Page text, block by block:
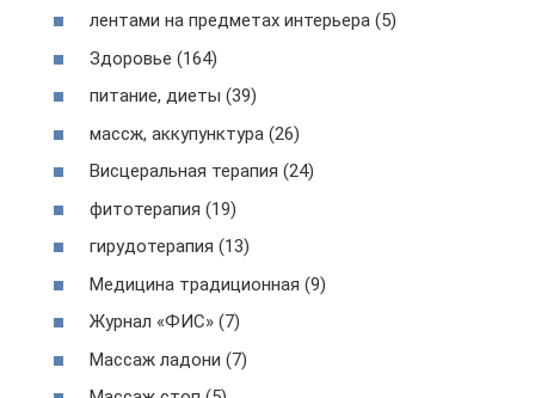
лентами на предметах интерьера (5)
Здоровье (164)
питание, диеты (39)
массж, аккупунктура (26)
Висцеральная терапия (24)
фитотерапия (19)
гирудотерапия (13)
Медицина традиционная (9)
Журнал «ФИС» (7)
Массаж ладони (7)